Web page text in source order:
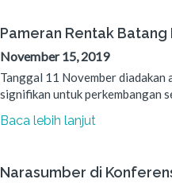
Pameran Rentak
November 15, 2019
Tanggal 11 November diadakan
signifikan untuk perkembangan
Baca lebih lanjut
Narasumber di